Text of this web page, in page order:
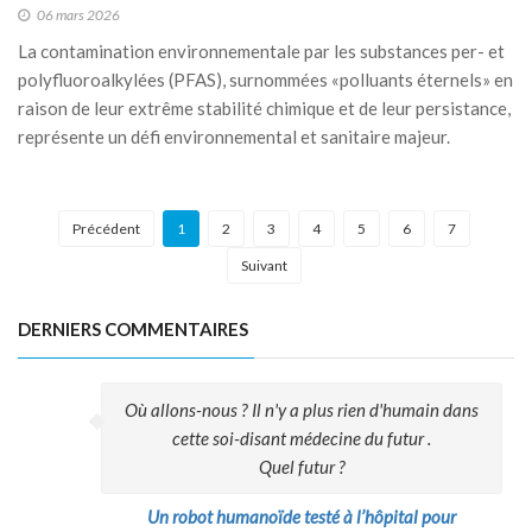
06 mars 2026
La contamination environnementale par les substances per- et
polyfluoroalkylées (PFAS), surnommées «polluants éternels» en
raison de leur extrême stabilité chimique et de leur persistance,
représente un défi environnemental et sanitaire majeur.
Précédent 1 2 3 4 5 6 7
Suivant
DERNIERS COMMENTAIRES
Où allons-nous ? Il n'y a plus rien d'humain dans
cette soi-disant médecine du futur .
Quel futur ?
Un robot humanoïde testé à l’hôpital pour